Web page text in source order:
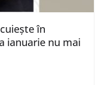
în
ianuarie nu mai